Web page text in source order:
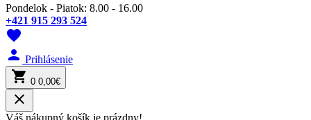
Pondelok - Piatok: 8.00 - 16.00
+421 915 293 524
favorite
person Prihlásenie
shopping_cart 0 0,00€
close
Váš nákupný košík je prázdny!